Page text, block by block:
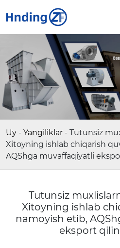
Uy - Yangiliklar - Tutunsiz
Xitoyning ishlab chiqarish
AQShga muvaffaqiyatli
Tutunsiz
Xitoyning ishlab
namoyish etib,
eksport